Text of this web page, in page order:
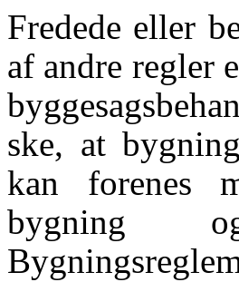
Fredede eller
af andre regler
ske, at
kan forenes
bygning og